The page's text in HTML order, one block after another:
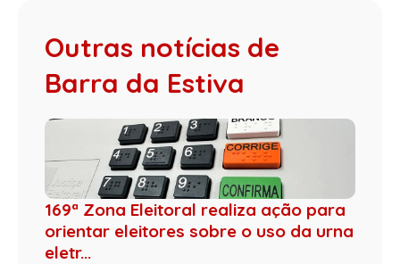
Outras notícias de
Barra da Estiva
169ª Zona Eleitoral realiza ação para
orientar eleitores sobre o uso da urna
eletr...